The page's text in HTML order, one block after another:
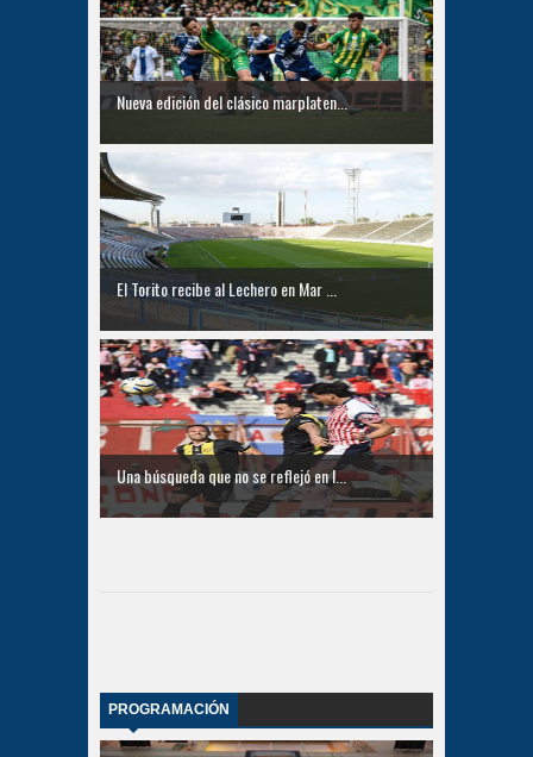
Nueva edición del clásico marplaten...
El Torito recibe al Lechero en Mar ...
Una búsqueda que no se reflejó en l...
PROGRAMACIÓN